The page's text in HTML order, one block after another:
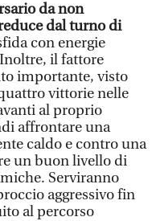
da non
dal turno di
con energie
il fattore
importante, visto
vittorie nelle
al proprio
affrontare una
caldo e contro una
un buon livello di
Serviranno
aggressivo fin
al percorso